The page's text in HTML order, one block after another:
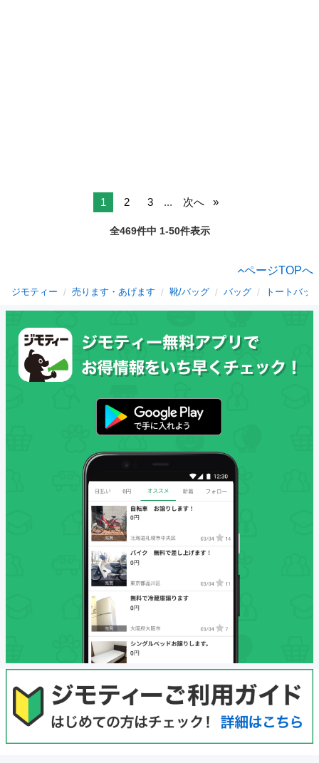
1 2 3 ... 次へ
全469件中 1-50件表示
ページTOPへ
ジモティー 売ります・あげます 靴/バッグ バッグ トートバッ